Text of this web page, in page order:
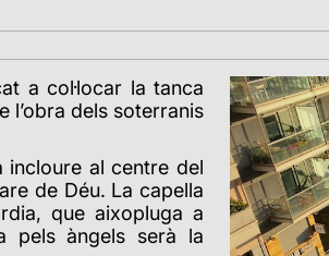
a col·locar la tanca
l’obra dels soterranis
incloure al centre del
de Déu. La capella
que aixopluga a
pels àngels serà la